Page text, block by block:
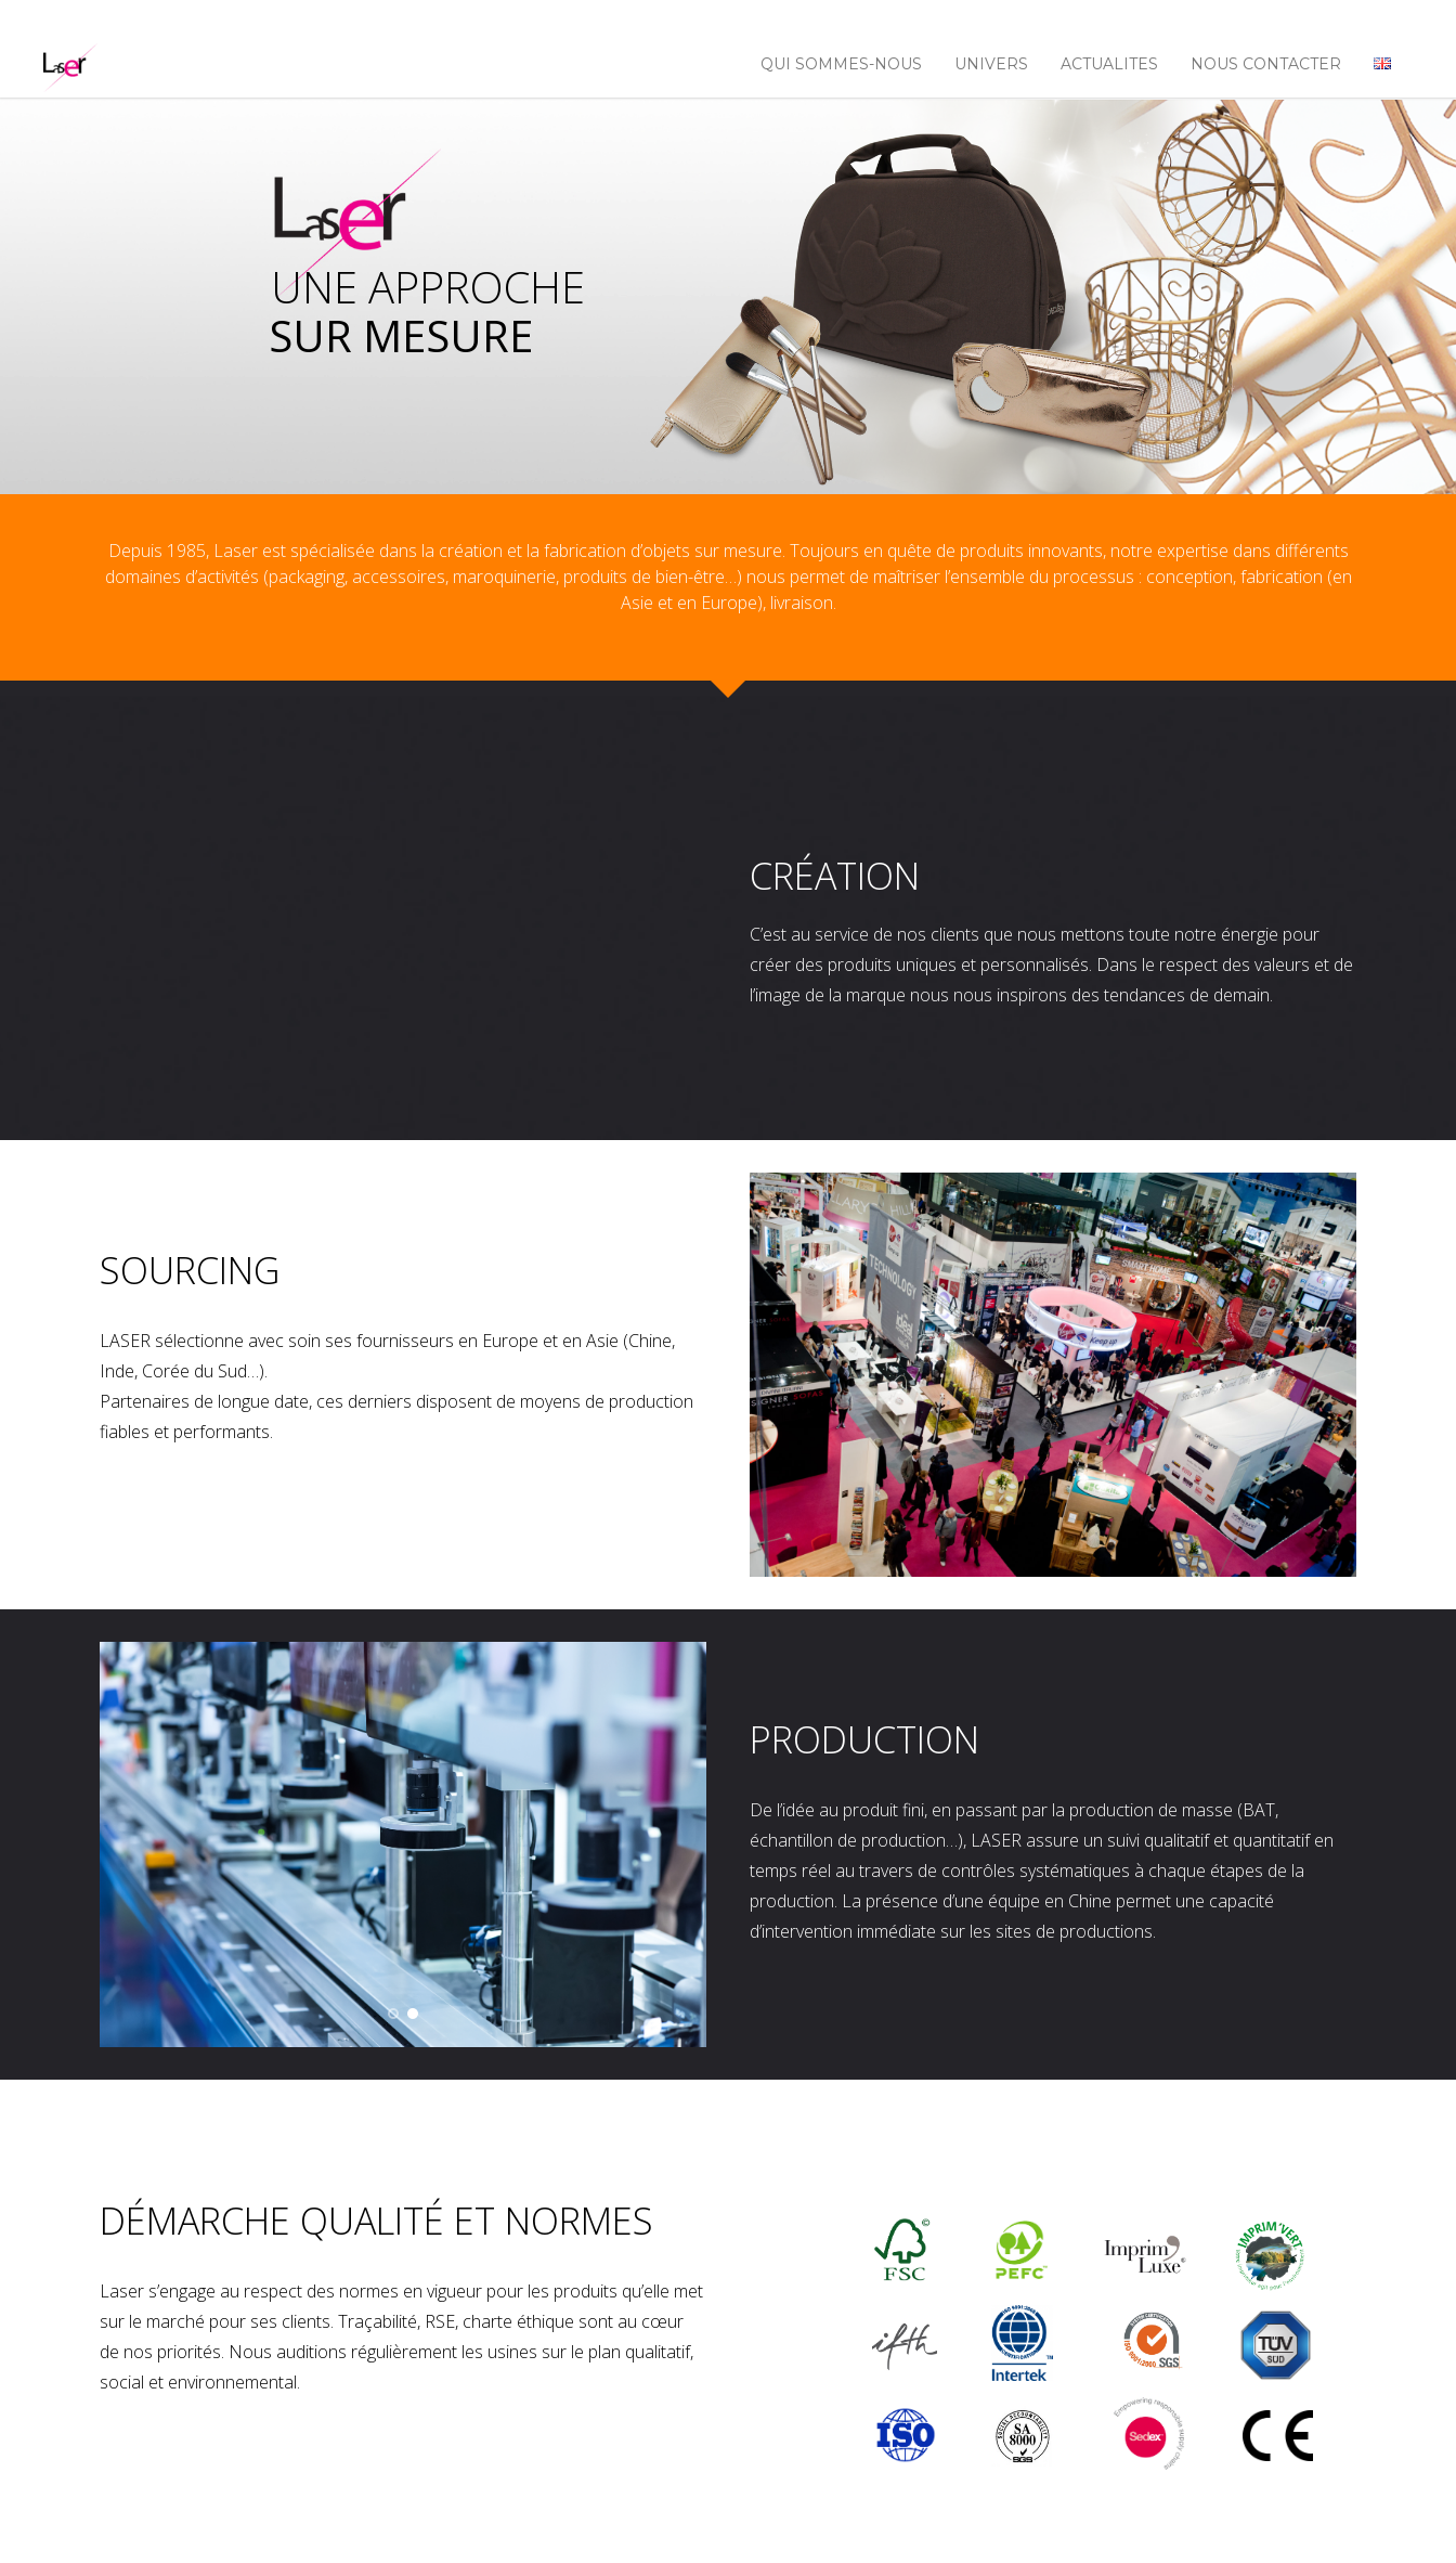
QUI SOMMES-NOUS UNIVERS ACTUALITES NOUS CONTACTER
SUR MESURE
UNE APPROCHE
Depuis 1985, Laser est spécialisée dans la création et la fabrication d’objets sur mesure. Toujours en quête de produits innovants, notre expertise dans différents
domaines d’activités (packaging, accessoires, maroquinerie, produits de bien-être…) nous permet de maîtriser l’ensemble du processus : conception, fabrication (en
Asie et en Europe), livraison.
CRÉATION
C’est au service de nos clients que nous mettons toute notre énergie pour
créer des produits uniques et personnalisés. Dans le respect des valeurs et de
l’image de la marque nous nous inspirons des tendances de demain.
SOURCING
LASER sélectionne avec soin ses fournisseurs en Europe et en Asie (Chine,
Inde, Corée du Sud…).
Partenaires de longue date, ces derniers disposent de moyens de production
fiables et performants.
PRODUCTION
De l’idée au produit fini, en passant par la production de masse (BAT,
échantillon de production…), LASER assure un suivi qualitatif et quantitatif en
temps réel au travers de contrôles systématiques à chaque étapes de la
production. La présence d’une équipe en Chine permet une capacité
d’intervention immédiate sur les sites de productions.
DÉMARCHE QUALITÉ ET NORMES
Laser s’engage au respect des normes en vigueur pour les produits qu’elle met
sur le marché pour ses clients. Traçabilité, RSE, charte éthique sont au cœur
de nos priorités. Nous auditions régulièrement les usines sur le plan qualitatif,
social et environnemental.